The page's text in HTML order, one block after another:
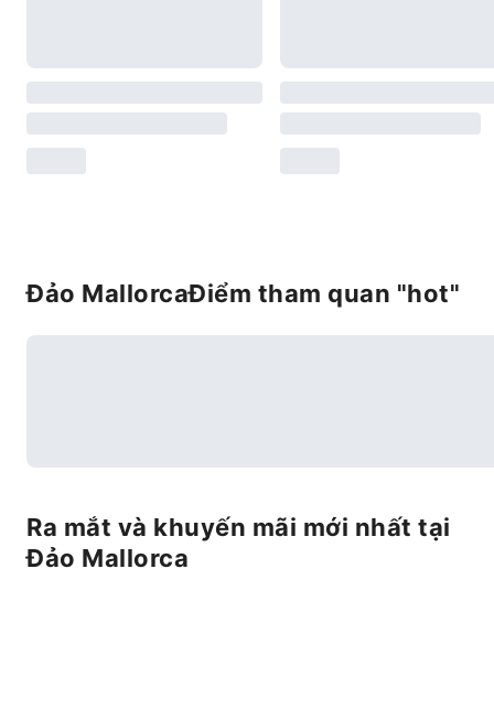
Đảo MallorcaĐiểm tham quan "hot"
Ra mắt và khuyến mãi mới nhất tại
Đảo Mallorca